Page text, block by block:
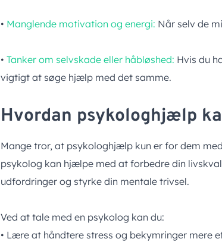
• Manglende motivation og energi: Når selv de
• Tanker om selvskade eller håbløshed: Hvis du
vigtigt at søge hjælp med det samme.
Hvordan psykologhjælp
Mange tror, at psykologhjælp kun er for dem
psykolog kan hjælpe med at forbedre din
udfordringer og styrke din mentale trivsel.
Ved at tale med en psykolog kan du:
• Lære at håndtere stress og bekymringer mere